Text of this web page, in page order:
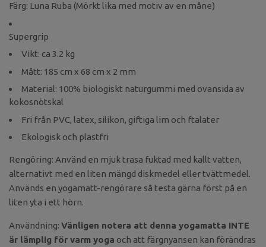
Färg: Luna Ruba (Mörkt lika med motiv av en måne)
Supergrip
Vikt: ca 3.2 kg
Mått: 185 cm x 68 cm x 2 mm
Material: 100% biologiskt naturgummi med ovansida av
kokosnötskal
Fri från PVC, latex, silikon, giftiga lim och ftalater
Ekologisk och plastfri
Rengöring: Använd en mjuk trasa fuktad med kallt vatten,
alternativt med en liten mängd diskmedel eller tvättmedel.
Används en yogamatt-rengörare så testa gärna först på en
liten yta i ett hörn.
Användning: Vänligen notera att denna yogamatta INTE
är lämplig för varm yoga och att färgnyansen kan förändras